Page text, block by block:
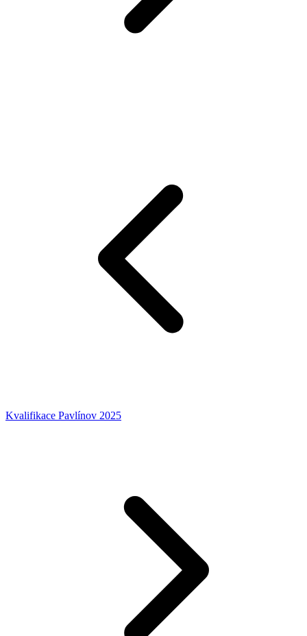
Kvalifikace Pavlínov 2025